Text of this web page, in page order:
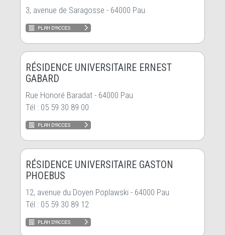
3, avenue de Saragosse - 64000 Pau
RÉSIDENCE UNIVERSITAIRE ERNEST
GABARD
Rue Honoré Baradat - 64000 Pau
Tél : 05 59 30 89 00
RÉSIDENCE UNIVERSITAIRE GASTON
PHOEBUS
12, avenue du Doyen Poplawski - 64000 Pau
Tél : 05 59 30 89 12